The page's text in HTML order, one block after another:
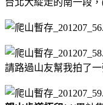
請路過山友幫我拍了